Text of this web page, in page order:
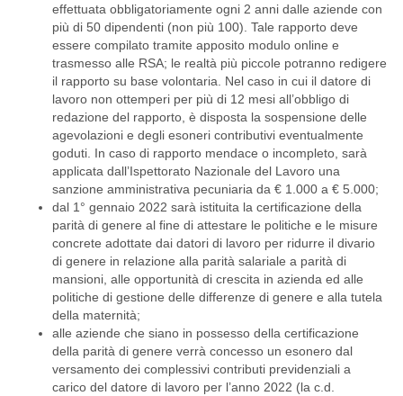
effettuata obbligatoriamente ogni 2 anni dalle aziende con
più di 50 dipendenti (non più 100). Tale rapporto deve
essere compilato tramite apposito modulo online e
trasmesso alle RSA; le realtà più piccole potranno redigere
il rapporto su base volontaria. Nel caso in cui il datore di
lavoro non ottemperi per più di 12 mesi all’obbligo di
redazione del rapporto, è disposta la sospensione delle
agevolazioni e degli esoneri contributivi eventualmente
goduti. In caso di rapporto mendace o incompleto, sarà
applicata dall’Ispettorato Nazionale del Lavoro una
sanzione amministrativa pecuniaria da € 1.000 a € 5.000;
dal 1° gennaio 2022 sarà istituita la certificazione della
parità di genere al fine di attestare le politiche e le misure
concrete adottate dai datori di lavoro per ridurre il divario
di genere in relazione alla parità salariale a parità di
mansioni, alle opportunità di crescita in azienda ed alle
politiche di gestione delle differenze di genere e alla tutela
della maternità;
alle aziende che siano in possesso della certificazione
della parità di genere verrà concesso un esonero dal
versamento dei complessivi contributi previdenziali a
carico del datore di lavoro per l’anno 2022 (la c.d.